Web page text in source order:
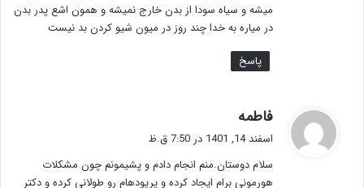
میشه و سیاه سودا از بدن خارج نمیشه و همون اشع پدر بدن
در میاره به خدا چند روز در میون شیو کردن بد نیست
پاسخ
فاطمه
ف
:
اسفند 14, 1401 در 7:50 ق.ظ
سلام دوستان.منم انجام دادم و پشیمونم چون مشکلات
هورمونی برام ایجاد کرده و پریودهام رو طولانی کرده و دکتر